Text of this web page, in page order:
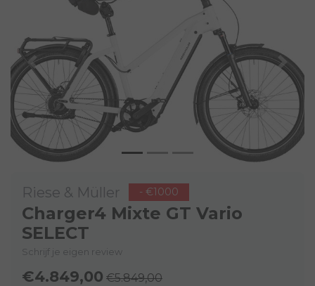
Vorige
Riese & Müller - €1000
Charger4 Mixte GT Vario
SELECT
Schrijf je eigen review
€4.849,00 €5.849,00